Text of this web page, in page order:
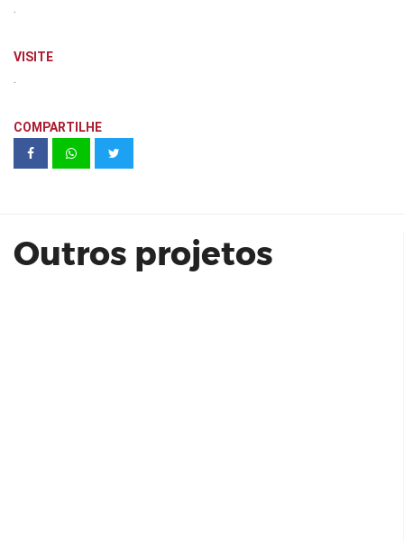
VISITE
COMPARTILHE
Outros projetos
MISCE Unidade 61 - 111m²